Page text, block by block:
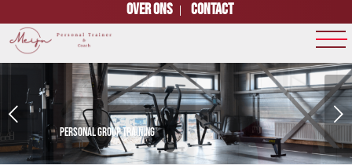
Over ons Contact
Volgende
1 2
PERSONAL GROUP TRAINING